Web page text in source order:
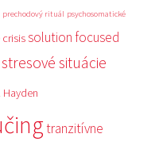
prechodový rituál psychosomatické
solution focused
stresové situácie
Hayden
tranzitívne